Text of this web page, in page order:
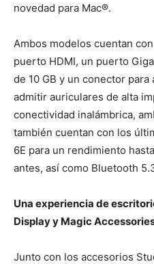
novedad para Mac®.
Ambos modelos cuentan
puerto HDMI, un puerto
de 10 GB y un conector
admitir auriculares de alta
conectividad inalámbrica,
también cuentan con los
6E para un rendimiento
antes, así como Bluetooth
Una experiencia de
Display y Magic
Junto con los accesorios